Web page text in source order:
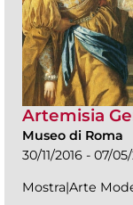
Artemisia
Museo di Roma
30/11/2016 - 07/
Mostra|Arte